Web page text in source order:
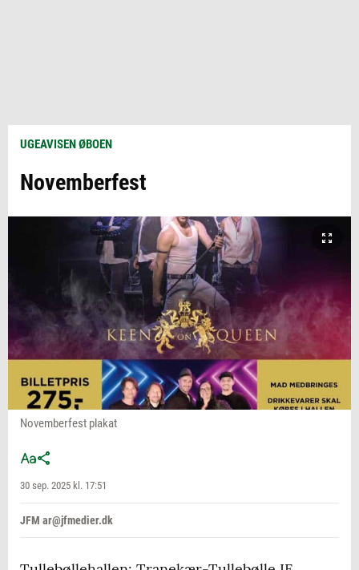
UGEAVISEN ØBOEN
Novemberfest
Novemberfest plakat
30 sep. 2025 kl. 17:51
JFM ar@jfmedier.dk